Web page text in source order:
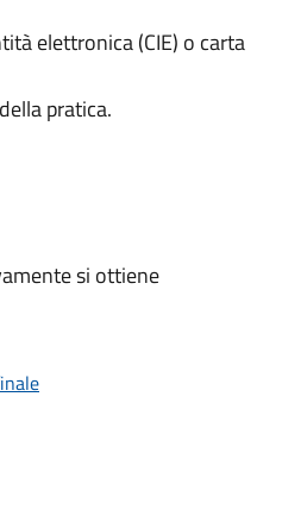
elettronica (CIE) o carta
pratica.
si ottiene